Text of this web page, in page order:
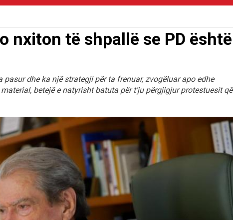
nxiton të shpallë se PD është
dhe ka një strategji për ta frenuar, zvogëluar apo edhe
betejë e natyrisht batuta për t’ju përgjigjur protestuesit që